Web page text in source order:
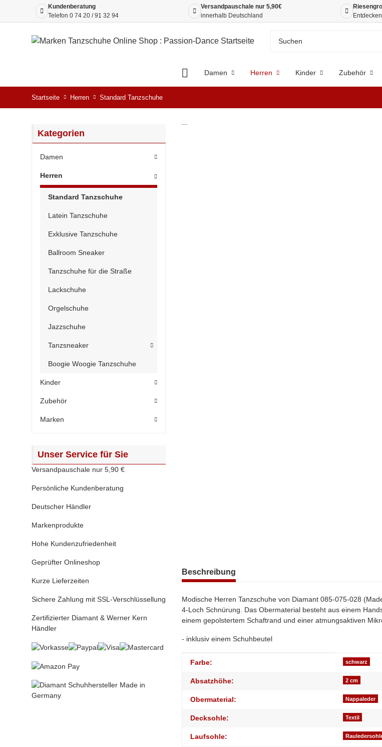
Kundenberatung
Telefon 0 74 20 / 91 32 94
Versandpauschale nur 5,90€
innerhalb Deutschland
Damen Herren Kinder Zubehör
Startseite Herren Standard Tanzschuhe
Beschreibung
Modische Herren Tanzschuhe von Diamant 085-075-028
4-Loch Schnürung. Das Obermaterial besteht aus einem
einem gepolstertem Schaftrand und einer atmungsaktiven
- inklusiv einem Schuhbeutel
Produkteigenschaft
Wert
Farbe: schwarz
Absatzhöhe: 2 cm
Obermaterial: Nappaleder
Decksohle: Textil
Laufsohle:
Kategorien
Damen
Herren
Standard Tanzschuhe
Latein Tanzschuhe
Exklusive Tanzschuhe
Ballroom Sneaker
Tanzschuhe für die Straße
Lackschuhe
Orgelschuhe
Jazzschuhe
Tanzsneaker
Boogie Woogie Tanzschuhe
Kinder
Zubehör
Marken
Unser Service für Sie
Versandpauschale nur 5,90 €
Persönliche Kundenberatung
Deutscher Händler
Markenprodukte
Hohe Kundenzufriedenheit
Geprüfter Onlineshop
Kurze Lieferzeiten
Sichere Zahlung mit SSL-Verschlüssellung
Zertifizierter Diamant & Werner Kern
Händler